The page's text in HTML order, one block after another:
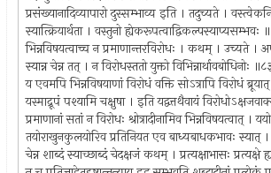
प्रसंख्यानादिव्यापारो दुस्सम्भाव्य इति । तदुच्यते ।
स्यात्क्रियार्थता । वस्तुनो ह्येकरूपत्वाद्विकल्पस्याप्यसम्भवः
भिन्नविषयत्वाच्च न प्रमाणान्तरविरोधः । कथम् । उच्यते ।
स्यान्न चेन्न तत् । न विरोधस्ततो युक्तो विभिन्नार्थावबोधिनोः
य एवमपि भिन्नविषयाणां विरोधं वक्ति सोऽत्रापि विरोधं
यस्माद्रूपं पश्यामि चक्षुषा । इति यद्वत्तथैवायं
प्रमाणानां सतां न विरोधः श्रोत्रादीनामिव भिन्नविषयत्वात् ।
तयोराखुनकुलयोरिव प्रतिनियत एव बाध्यबाधकभावः स्यात्
चेन्न शाब्दं स्याच्छाब्दं चेदक्षजं कथम् । प्रत्यक्षाभासः